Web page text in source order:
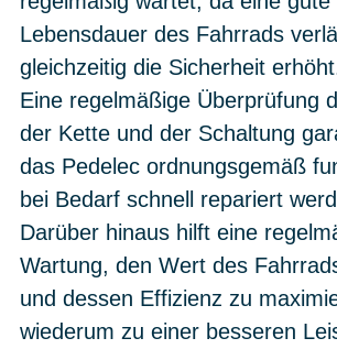
Lebensdauer des Fahrrads
gleichzeitig die Sicherheit
Eine regelmäßige Überprüfung
der Kette und der Schaltung
das Pedelec ordnungsgemäß
bei Bedarf schnell repariert
Darüber hinaus hilft eine
Wartung, den Wert des
und dessen Effizienz zu
wiederum zu einer besseren